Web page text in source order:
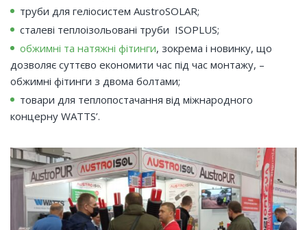
труби для геліосистем AustroSOLAR;
сталеві теплоізольовані труби ISOPLUS;
обжимні та натяжні фітинги, зокрема і новинку, що
дозволяє суттєво економити час під час монтажу, –
обжимні фітинги з двома болтами;
товари для теплопостачання від міжнародного
концерну WATTS’.